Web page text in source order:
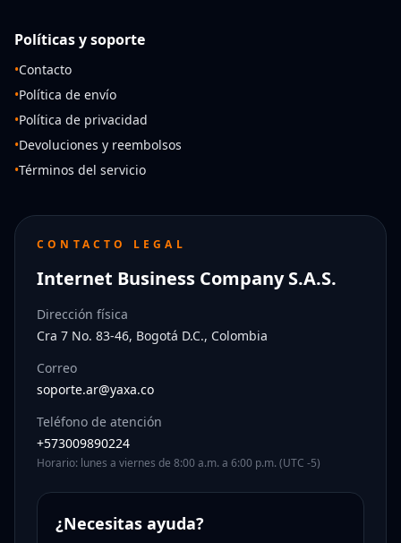
Políticas y soporte
•Contacto
•Política de envío
•Política de privacidad
•Devoluciones y reembolsos
•Términos del servicio
CONTACTO LEGAL
Internet Business Company S.A.S.
Dirección física
Cra 7 No. 83-46, Bogotá D.C., Colombia
Correo
soporte.ar@yaxa.co
Teléfono de atención
+573009890224
Horario: lunes a viernes de 8:00 a.m. a 6:00 p.m. (UTC -5)
¿Necesitas ayuda?